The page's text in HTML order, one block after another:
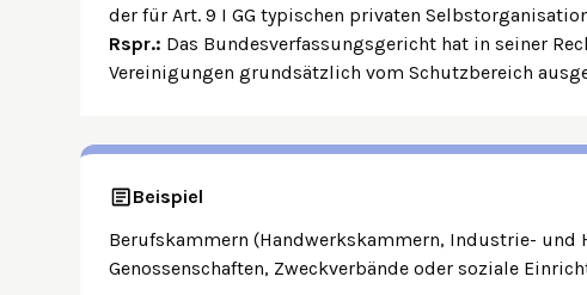
der für Art. 9 I GG typischen privaten
Rspr.: Das Bundesverfassungsgericht hat in seiner
Vereinigungen grundsätzlich vom Schutzbereich
Beispiel
Berufskammern (Handwerkskammern, Industrie- und
Genossenschaften, Zweckverbände oder soziale